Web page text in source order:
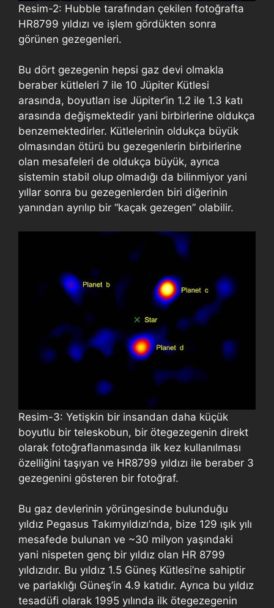
Resim-2: Hubble tarafından çekilen fotoğrafta
HR8799 yıldızı ve işlem gördükten sonra
görünen gezegenleri.
Bu dört gezegenin hepsi gaz devi olmakla
beraber kütleleri 7 ile 10 Jüpiter Kütlesi
arasında, boyutları ise Jüpiter’in 1.2 ile 1.3 katı
arasında değişmektedir yani birbirlerine oldukça
benzemektedirler. Kütlelerinin oldukça büyük
olmasından ötürü bu gezegenlerin birbirlerine
olan mesafeleri de oldukça büyük, ayrıca
sistemin stabil olup olmadığı da bilinmiyor yani
yıllar sonra bu gezegenlerden biri diğerinin
yanından ayrılıp bir “kaçak gezegen” olabilir.
Resim-3: Yetişkin bir insandan daha küçük
boyutlu bir teleskobun, bir ötegezegenin direkt
olarak fotoğraflanmasında ilk kez kullanılması
özelliğini taşıyan ve HR8799 yıldızı ile beraber 3
gezegenini gösteren bir fotoğraf.
Bu gaz devlerinin yörüngesinde bulunduğu
yıldız Pegasus Takımyıldızı’nda, bize 129 ışık yılı
mesafede bulunan ve ~30 milyon yaşındaki
yani nispeten genç bir yıldız olan HR 8799
yıldızıdır. Bu yıldız 1.5 Güneş Kütlesi’ne sahiptir
ve parlaklığı Güneş’in 4.9 katıdır. Ayrıca bu yıldız
tesadüfi olarak 1995 yılında ilk ötegezegenin